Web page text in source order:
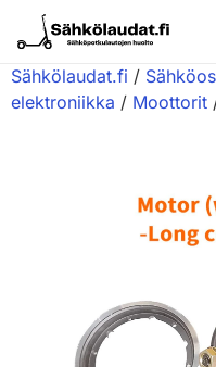
Varaosat
Sähkölaudat.fi /
elektroniikka / Moottorit